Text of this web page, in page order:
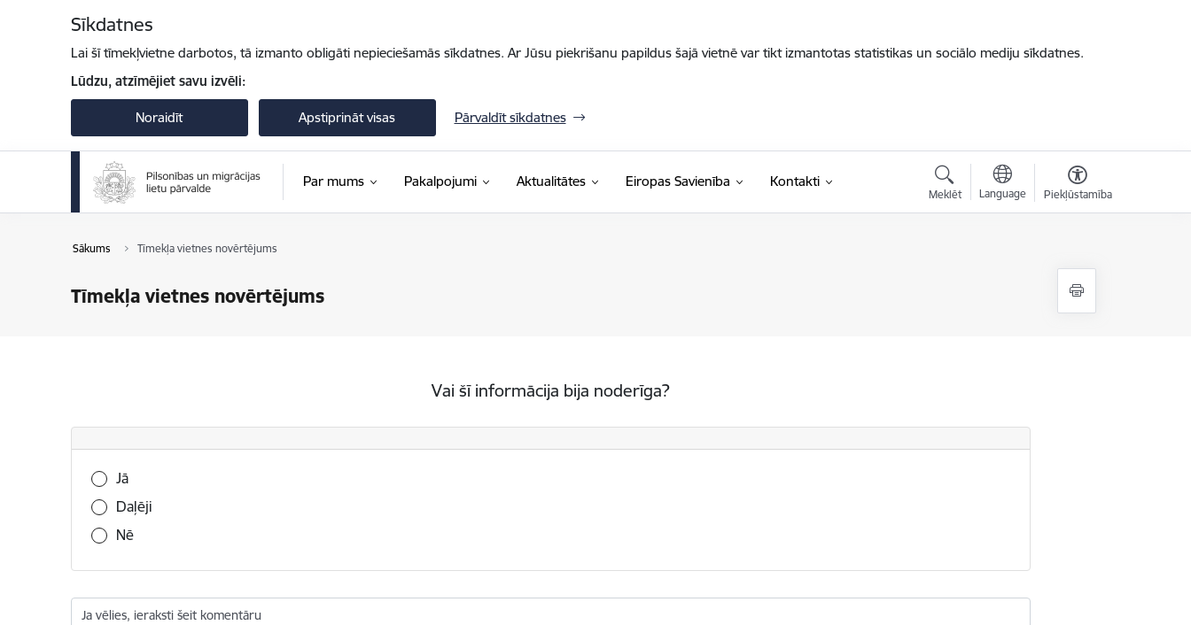
Sīkdatnes
Lai šī tīmekļvietne darbotos, tā izmanto obligāti nepieciešamās sīkdatnes. Ar Jūsu piekrišanu papildus šajā vietnē var tikt izmantotas statistikas un sociālo mediju sīkdatnes.
Lūdzu, atzīmējiet savu izvēli:
Noraidīt Apstiprināt visas Pārvaldīt sīkdatnes
Par mums Pakalpojumi Aktualitātes Eiropas Savienība Kontakti
Meklēt Language Piekļūstamība
Sākums Tīmekļa vietnes novērtējums
Tīmekļa vietnes novērtējums
Vai šī informācija bija noderīga?
Vai šī informācija bija noderīga?
Jā
Daļēji
Nē
Ja vēlies, ieraksti šeit komentāru